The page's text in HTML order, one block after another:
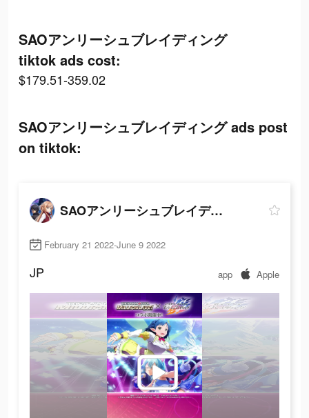
SAOアンリーシュブレイディング
tiktok ads cost:
$179.51-359.02
SAOアンリーシュブレイディング ads post
on tiktok:
SAOアンリーシュブレイディング
February 21 2022-June 9 2022
JP app Apple